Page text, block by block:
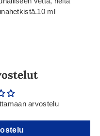
ml
arvostelu